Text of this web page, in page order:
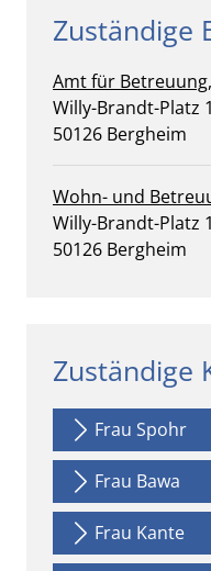
Zuständige
Amt für
Straße:
Willy-Brandt-Platz 1
PLZ:
50126 Ort:
Bergheim
Wohn- und
Straße:
Willy-Brandt-Platz 1
PLZ:
50126 Ort:
Bergheim
Zuständige
Frau Spohr
Frau Bawa
Frau Kante